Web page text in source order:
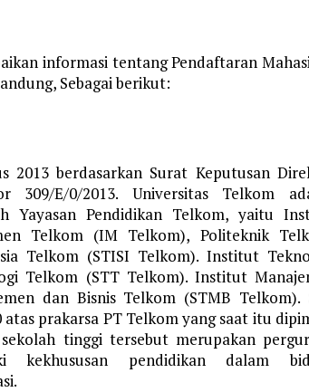
informasi tentang Pendaftaran
Sebagai berikut:
2013 berdasarkan Surat Keputusan
309/E/0/2013. Universitas Telkom
Yayasan Pendidikan Telkom, yaitu
Telkom (IM Telkom), Politeknik
Telkom (STISI Telkom). Institut
Telkom (STT Telkom). Institut
dan Bisnis Telkom (STMB Telkom).
prakarsa PT Telkom yang saat itu
tinggi tersebut merupakan
pendidikan dalam